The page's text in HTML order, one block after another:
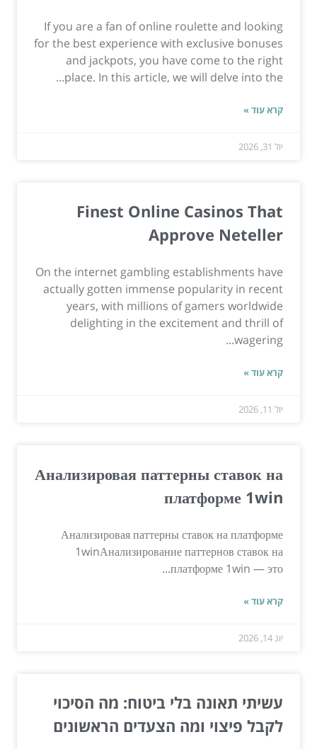
If you are a fan of online roulette and looking
for the best experience with exclusive bonuses
and jackpots, you have come to the right
place. In this article, we will delve into the...
קרא עוד »
יול 31, 2026
Finest Online Casinos That
Approve Neteller
On the internet gambling establishments have
actually gotten immense popularity in recent
years, with millions of gamers worldwide
delighting in the excitement and thrill of
wagering...
קרא עוד »
יול 11, 2026
Анализировая паттерны ставок на
платформе 1win
Анализировая паттерны ставок на платформе
1winАнализирование паттернов ставок на
платформе 1win — это...
קרא עוד »
יונ 14, 2026
עשיתי תאונה בלי ביטוח: מה הסיכוי
לקבל פיצוי ומה הצעדים הראשונים